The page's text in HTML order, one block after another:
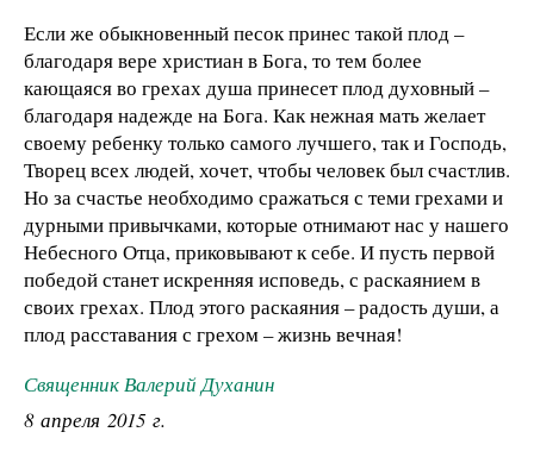
Если же обыкновенный песок принес такой плод –
благодаря вере христиан в Бога, то тем более
кающаяся во грехах душа принесет плод духовный –
благодаря надежде на Бога. Как нежная мать желает
своему ребенку только самого лучшего, так и Господь,
Творец всех людей, хочет, чтобы человек был счастлив.
Но за счастье необходимо сражаться с теми грехами и
дурными привычками, которые отнимают нас у нашего
Небесного Отца, приковывают к себе. И пусть первой
победой станет искренняя исповедь, с раскаянием в
своих грехах. Плод этого раскаяния – радость души, а
плод расставания с грехом – жизнь вечная!
Священник Валерий Духанин
8 апреля 2015 г.